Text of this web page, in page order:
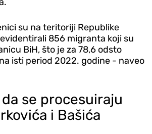
su na teritoriji Republike
856 migranta koji su
BiH, što je za 78,6 odsto
isti period 2022. godine - naveo
se procesuiraju
i Bašića